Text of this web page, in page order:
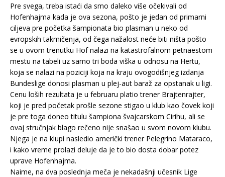
Pre svega, treba istaći da smo daleko više očekivali od
Hofenhajma kada je ova sezona, pošto je jedan od primarni
ciljeva pre početka šampionata bio plasman u neko od
evropskih takmičenja, od čega nažalost neće biti ništa pošto
se u ovom trenutku Hof nalazi na katastrofalnom petnaestom
mestu na tabeli uz samo tri boda viška u odnosu na Hertu,
koja se nalazi na poziciji koja na kraju ovogodišnjeg izdanja
Bundeslige donosi plasman u plej-aut baraž za opstanak u ligi.
Cenu loših rezultata je u februaru platio trener Brajtenrajter,
koji je pred početak prošle sezone stigao u klub kao čovek koji
je pre toga doneo titulu šampiona švajcarskom Cirihu, ali se
ovaj stručnjak blago rečeno nije snašao u svom novom klubu.
Njega je na klupi nasledio američki trener Pelegrino Mataraco,
i kako vreme prolazi deluje da je to bio dosta dobar potez
uprave Hofenhajma.
Naime, na dva poslednja meča je nekadašnji učesnik Lige